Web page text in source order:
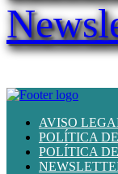
AVISO
POLÍTICA
POLÍTICA